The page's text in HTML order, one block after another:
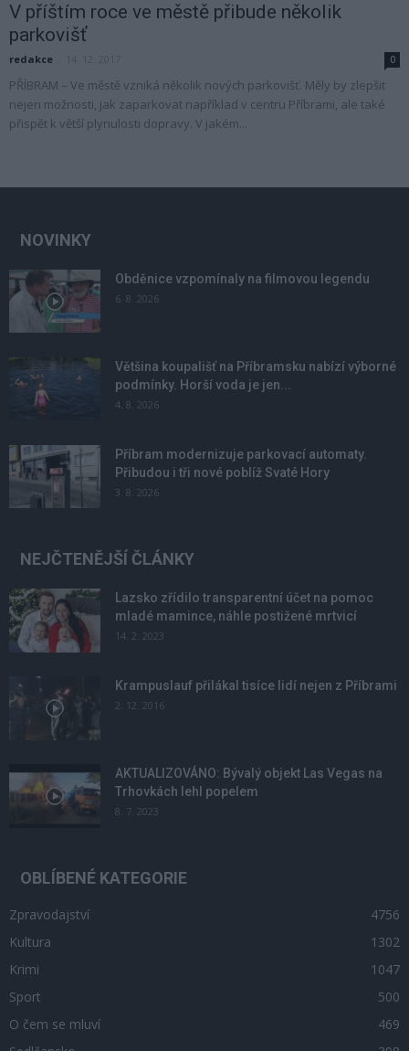
V příštím roce ve městě přibude několik
parkovišť
redakce 0
PŘÍBRAM – Ve městě vzniká několik nových parkovišť. Měly by zlepšit
nejen možnosti, jak zaparkovat například v centru Příbrami, ale také
přispět k větší plynulosti dopravy. V jakém...
NOVINKY
Obděnice vzpomínaly na filmovou legendu
6. 8. 2026
Většina koupališť na Příbramsku nabízí výborné
podmínky. Horší voda je jen...
4. 8. 2026
Příbram modernizuje parkovací automaty.
Přibudou i tři nové poblíž Svaté Hory
3. 8. 2026
NEJČTENĚJŠÍ ČLÁNKY
Lazsko zřídilo transparentní účet na pomoc
mladé mamince, náhle postižené mrtvicí
14. 2. 2023
Krampuslauf přilákal tisíce lidí nejen z Příbrami
2. 12. 2016
AKTUALIZOVÁNO: Bývalý objekt Las Vegas na
Trhovkách lehl popelem
8. 7. 2023
OBLÍBENÉ KATEGORIE
Zpravodajství
4756
Kultura
1302
Krimi
1047
Sport
500
O čem se mluví
469